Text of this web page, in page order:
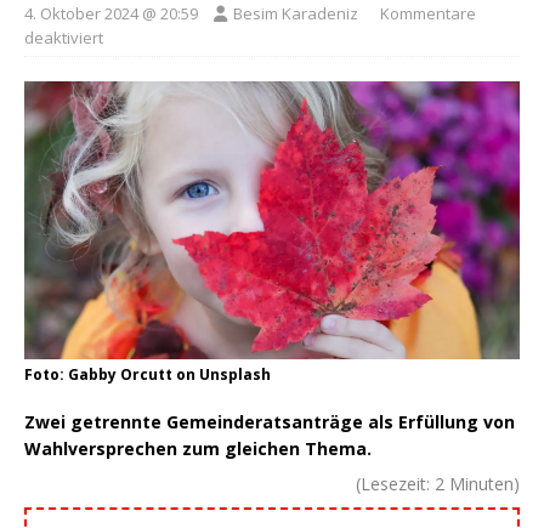
4. Oktober 2024 @ 20:59 Besim Karadeniz
Kommentare
deaktiviert
Foto: Gabby Orcutt on Unsplash
Zwei getrennte Gemeinderatsanträge als Erfüllung von
Wahlversprechen zum gleichen Thema.
(Lesezeit: 2 Minuten)